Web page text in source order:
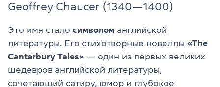
Geoffrey Chaucer (1340—1400)
Это имя стало символом английской
литературы. Его стихотворные новеллы «The
Canterbury Tales» — один из первых великих
шедевров английской литературы,
сочетающий сатиру, юмор и глубокое